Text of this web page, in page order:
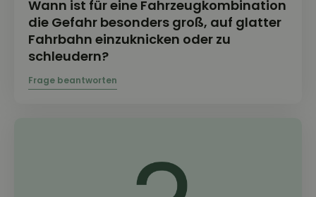
Wann ist für eine Fahrzeugkombination
die Gefahr besonders groß, auf glatter
Fahrbahn einzuknicken oder zu
schleudern?